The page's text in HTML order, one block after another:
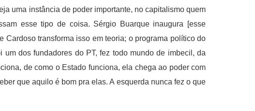
uma instância de poder importante, no capitalismo quem
esse tipo de coisa. Sérgio Buarque inaugura [esse
transforma isso em teoria; o programa político do
dos fundadores do PT, fez todo mundo de imbecil, da
de como o Estado funciona, ela chega ao poder com
que aquilo é bom pra elas. A esquerda nunca fez o que